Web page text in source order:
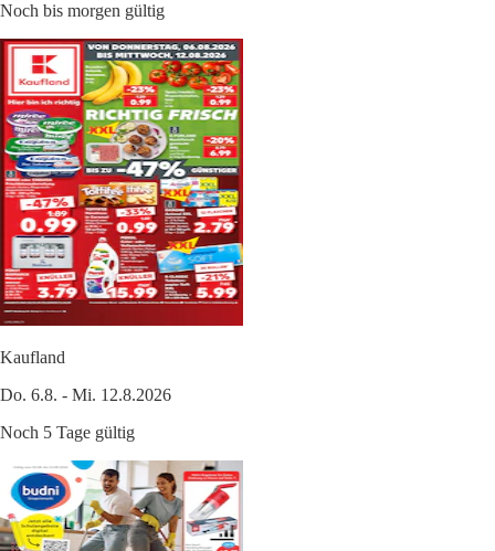
Noch bis morgen gültig
Kaufland
Do. 6.8. - Mi. 12.8.2026
Noch 5 Tage gültig